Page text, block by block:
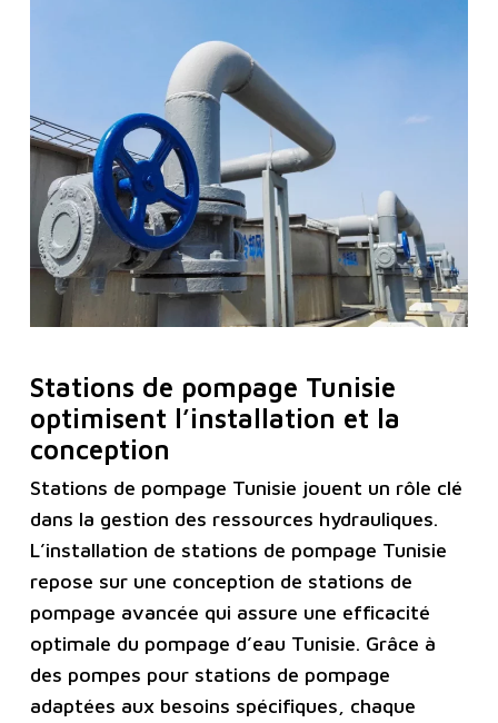
Stations de pompage Tunisie
optimisent l’installation et la
conception
Stations de pompage Tunisie jouent un rôle clé
dans la gestion des ressources hydrauliques.
L’installation de stations de pompage Tunisie
repose sur une conception de stations de
pompage avancée qui assure une efficacité
optimale du pompage d’eau Tunisie. Grâce à
des pompes pour stations de pompage
adaptées aux besoins spécifiques, chaque